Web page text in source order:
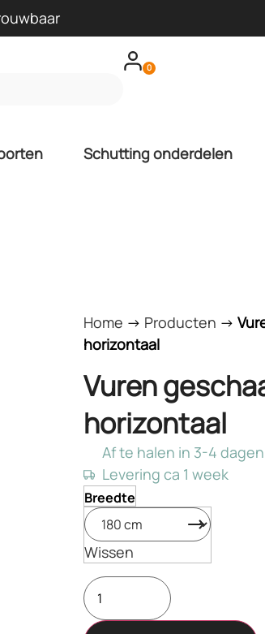
0
Schutting onderdelen
Home -> Producten ->
horizontaal
Vuren
horizontaal
Af te halen in 3-4 dagen
Levering ca 1 week
Breedte
Wissen